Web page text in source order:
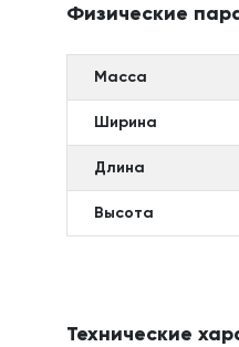
Физические
Масса
Ширина
Длина
Высота
Технические